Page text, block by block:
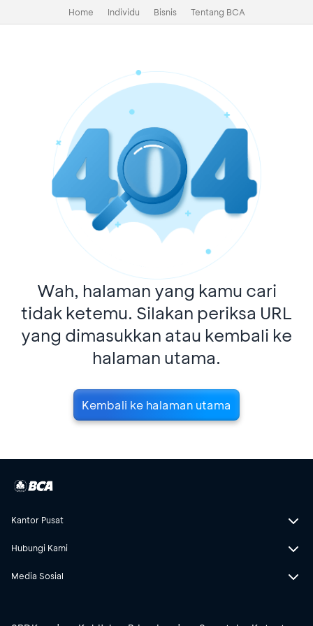
Home Individu Bisnis Tentang BCA
Wah, halaman yang kamu cari
tidak ketemu. Silakan periksa URL
yang dimasukkan atau kembali ke
halaman utama.
Kembali ke halaman utama
Kantor Pusat
Hubungi Kami
Media Sosial